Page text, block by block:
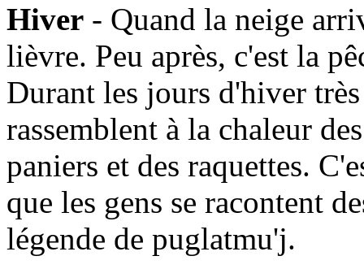
Hiver - Quand la neige
lièvre. Peu après, c'est la
Durant les jours d'hiver
rassemblent à la chaleur
paniers et des raquettes.
que les gens se racontent
légende de puglatmu'j.